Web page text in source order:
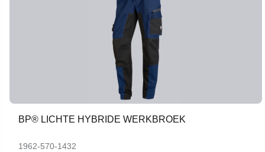
BP® LICHTE HYBRIDE WERKBROEK
1962-570-1432